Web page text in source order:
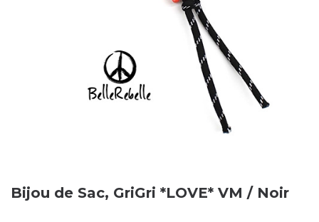
Bijou de Sac, GriGri *LOVE* VM / Noir